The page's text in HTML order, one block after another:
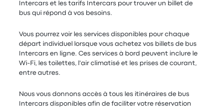
Intercars et les tarifs Intercars pour trouver un billet de
bus qui répond à vos besoins.
Vous pourrez voir les services disponibles pour chaque
départ individuel lorsque vous achetez vos billets de bus
Intercars en ligne. Ces services à bord peuvent inclure le
Wi-Fi, les toilettes, l'air climatisé et les prises de courant,
entre autres.
Nous vous donnons accès à tous les itinéraires de bus
Intercars disponibles afin de faciliter votre réservation